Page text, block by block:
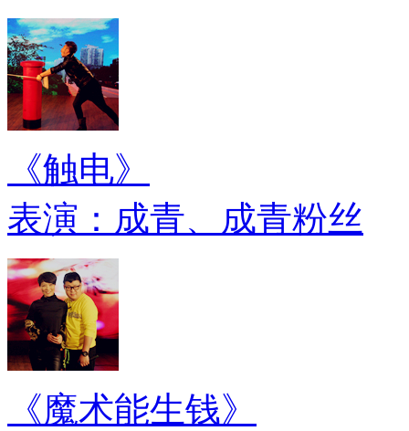
《触电》
表演：成青、成青粉丝
《魔术能生钱》